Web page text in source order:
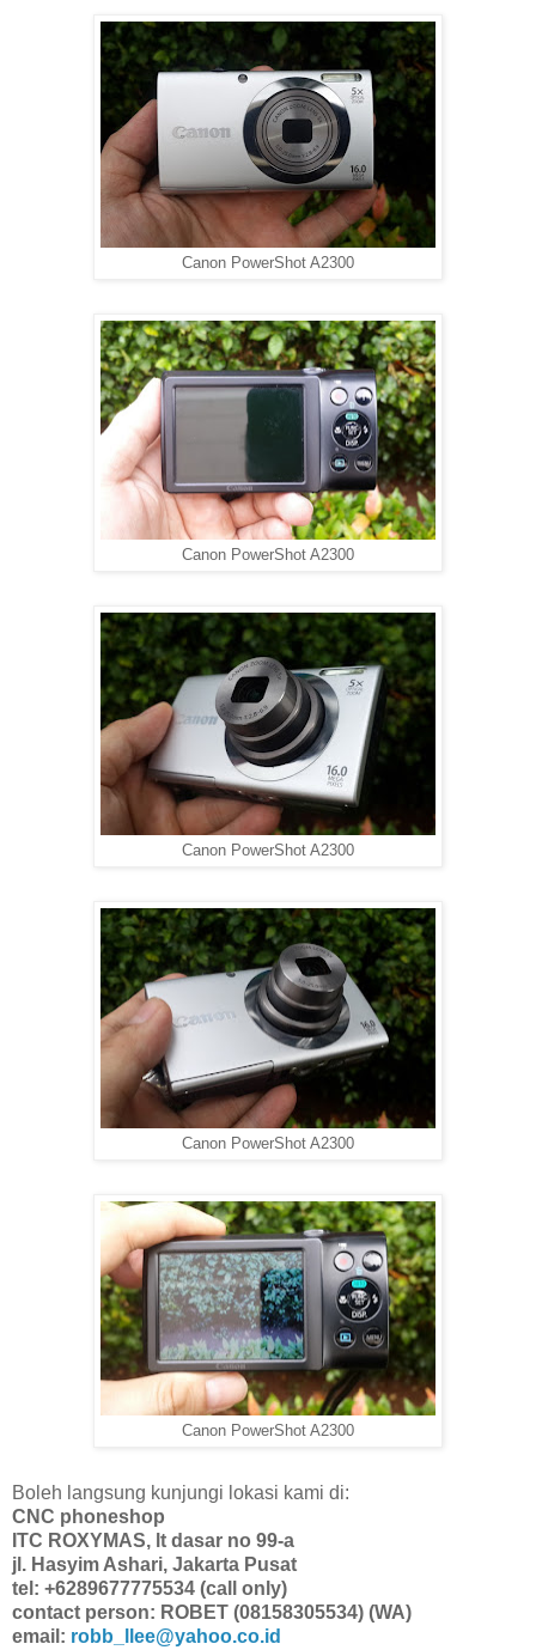
Canon PowerShot A2300
Canon PowerShot A2300
Canon PowerShot A2300
Canon PowerShot A2300
Canon PowerShot A2300
Boleh langsung kunjungi lokasi kami di:
CNC phoneshop
ITC ROXYMAS, lt dasar no 99-a
jl. Hasyim Ashari, Jakarta Pusat
tel: +6289677775534 (call only)
contact person: ROBET (08158305534) (WA)
email: robb_llee@yahoo.co.id